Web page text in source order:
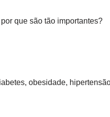
que são tão importantes?
obesidade,